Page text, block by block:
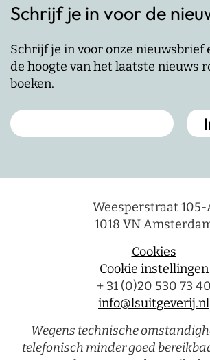
Schrijf je in voor de
Schrijf je in voor onze nieuwsbrief
de hoogte van het laatste nieuws
boeken.
Weesperstraat 105-
1018 VN
Cookies
Cookie instellingen
+ 31 (0)20 530 73 40
info@lsuitgeverij.nl
Wegens technische
telefonisch minder goed